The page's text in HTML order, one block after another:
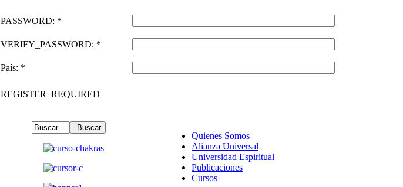
PASSWORD: *
VERIFY_PASSWORD: *
País: *
REGISTER_REQUIRED
Quienes Somos
Alianza Universal
Universidad Espiritual
Publicaciones
Cursos